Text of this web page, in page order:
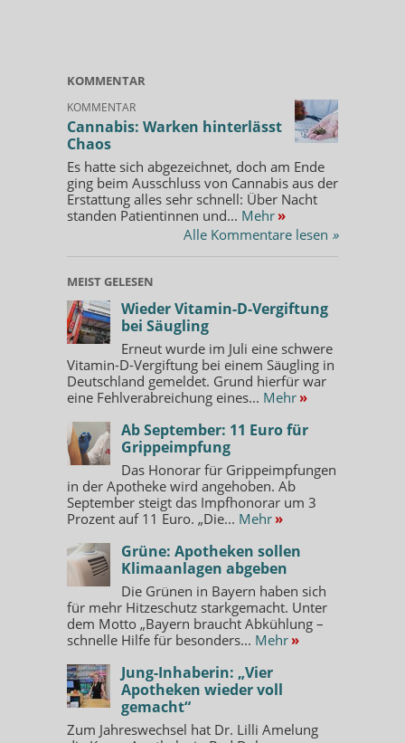
KOMMENTAR
KOMMENTAR
Cannabis: Warken hinterlässt
Chaos
Es hatte sich abgezeichnet, doch am Ende
ging beim Ausschluss von Cannabis aus der
Erstattung alles sehr schnell: Über Nacht
standen Patientinnen und... Mehr »
Alle Kommentare lesen »
MEIST GELESEN
Wieder Vitamin-D-Vergiftung
bei Säugling
Erneut wurde im Juli eine schwere
Vitamin-D-Vergiftung bei einem Säugling in
Deutschland gemeldet. Grund hierfür war
eine Fehlverabreichung eines... Mehr »
Ab September: 11 Euro für
Grippeimpfung
Das Honorar für Grippeimpfungen
in der Apotheke wird angehoben. Ab
September steigt das Impfhonorar um 3
Prozent auf 11 Euro. „Die... Mehr »
Grüne: Apotheken sollen
Klimaanlagen abgeben
Die Grünen in Bayern haben sich
für mehr Hitzeschutz starkgemacht. Unter
dem Motto „Bayern braucht Abkühlung –
schnelle Hilfe für besonders... Mehr »
Jung-Inhaberin: „Vier
Apotheken wieder voll
gemacht“
Zum Jahreswechsel hat Dr. Lilli Amelung